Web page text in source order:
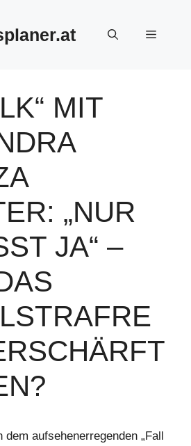
Menü
MIT
„NUR
JA“ – M
S
W
aufsehenerregenden „Fall